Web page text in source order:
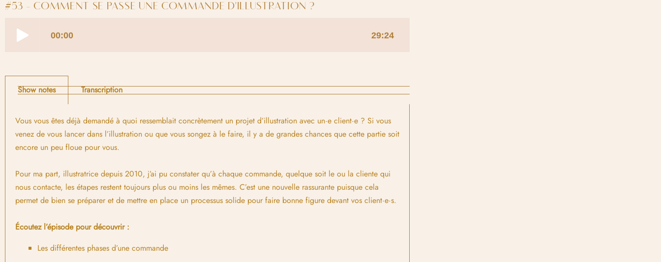
#53 - COMMENT SE PASSE UNE COMMANDE D'ILLUSTRATION ?
Show notes Transcription
Vous vous êtes déjà demandé à quoi ressemblait concrètement un projet d’illustration avec un·e client·e ? Si vous
venez de vous lancer dans l’illustration ou que vous songez à le faire, il y a de grandes chances que cette partie soit
encore un peu floue pour vous.
Pour ma part, illustratrice depuis 2010, j’ai pu constater qu’à chaque commande, quelque soit le ou la cliente qui
nous contacte, les étapes restent toujours plus ou moins les mêmes. C’est une nouvelle rassurante puisque cela
permet de bien se préparer et de mettre en place un processus solide pour faire bonne figure devant vos client·e·s.
Écoutez l’épisode pour découvrir :
Les différentes phases d’une commande